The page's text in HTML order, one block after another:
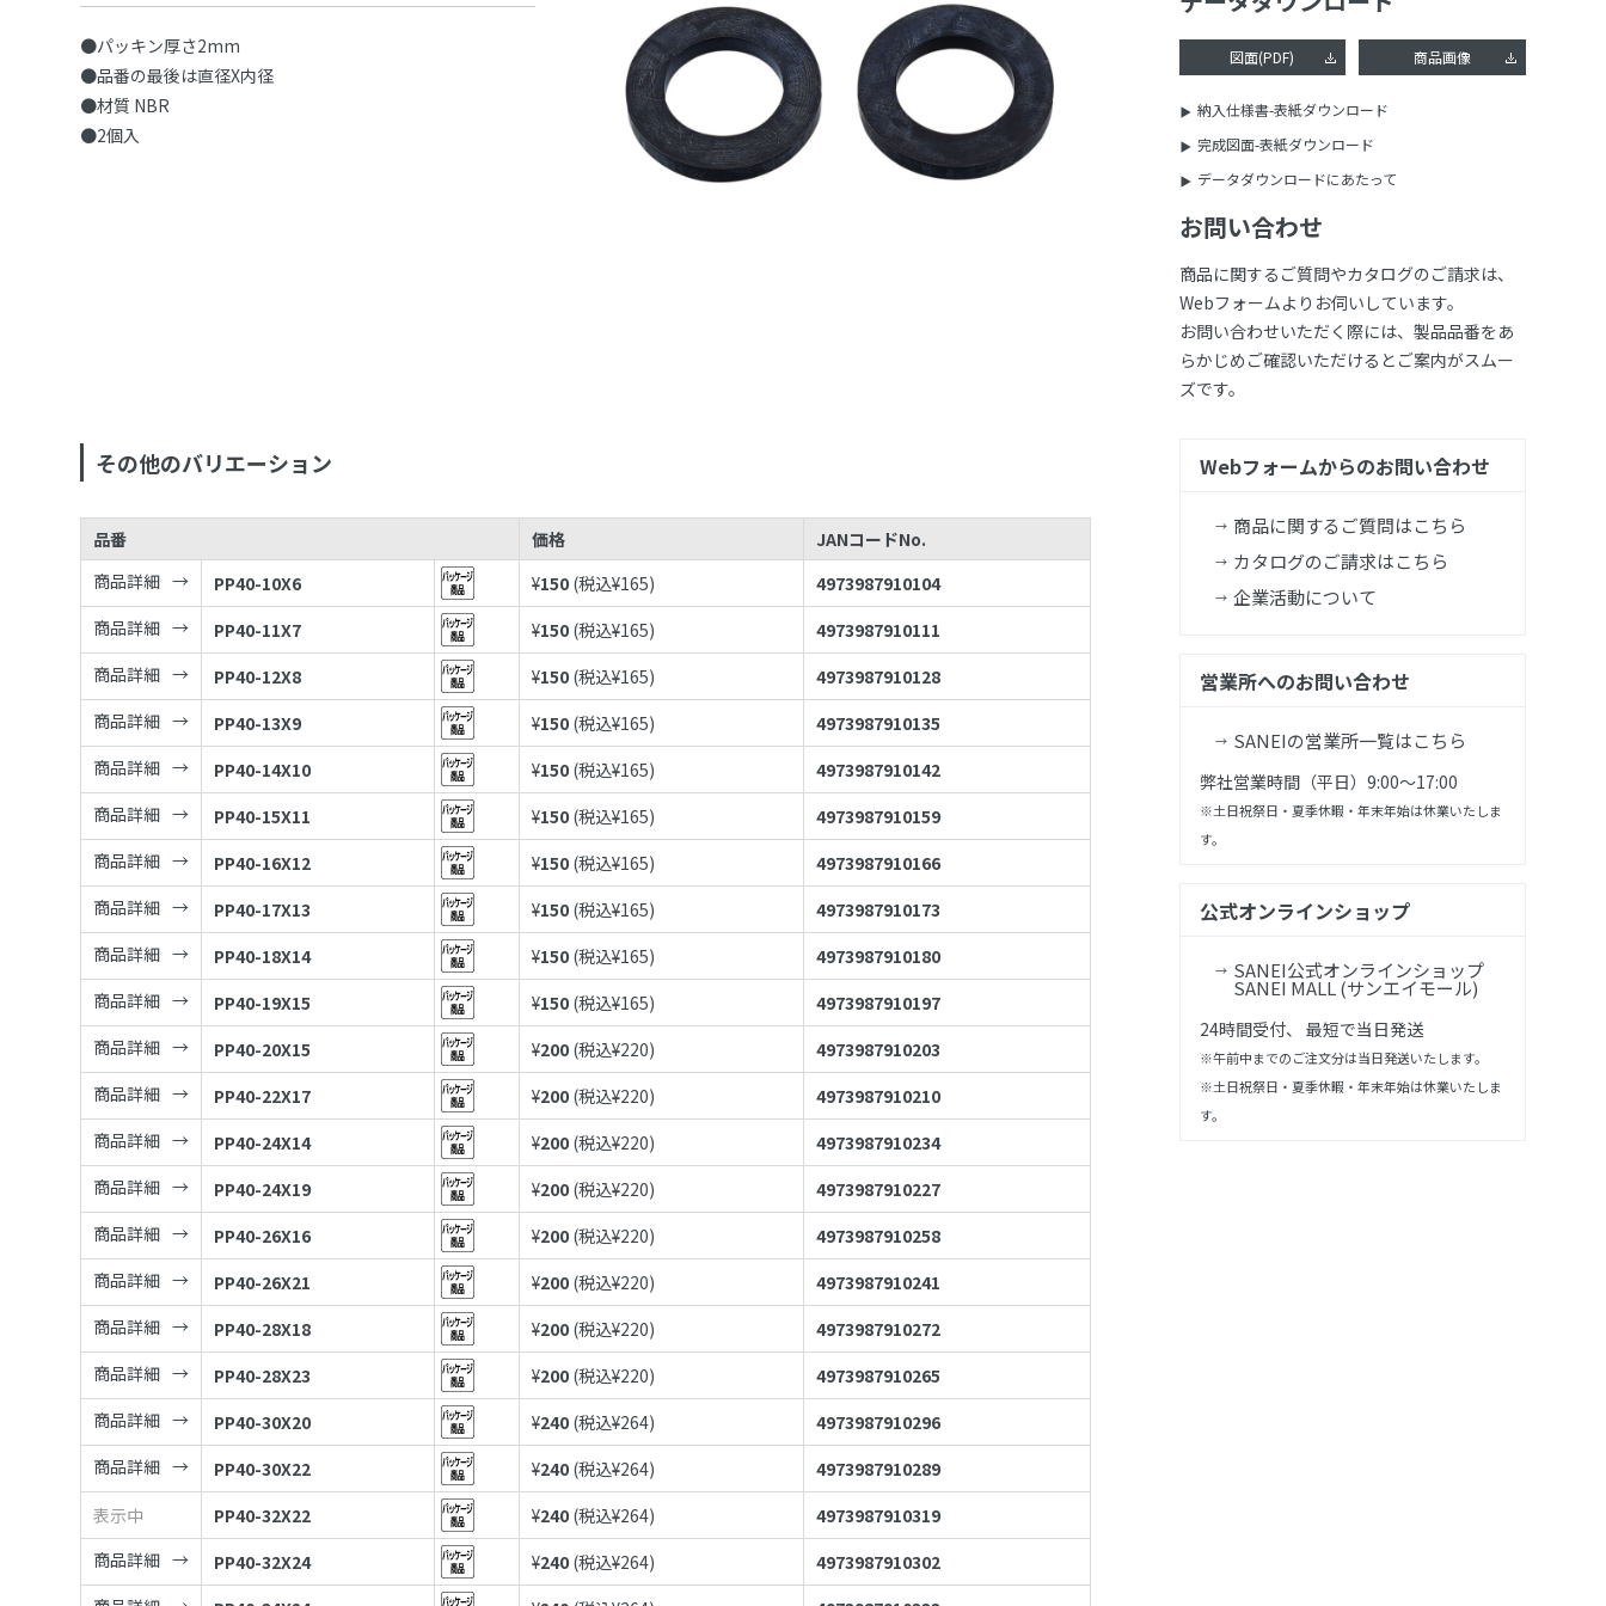
●パッキン厚さ2mm
●品番の最後は直径X内径
●材質 NBR
●2個入
その他のバリエーション
品番 価格
JANコードNo.
商品詳細
PP40-10X6 ¥150 (税込¥165)
4973987910104
商品詳細
PP40-11X7 ¥150 (税込¥165)
4973987910111
商品詳細
PP40-12X8 ¥150 (税込¥165)
4973987910128
商品詳細
PP40-13X9 ¥150 (税込¥165)
4973987910135
商品詳細
PP40-14X10 ¥150 (税込¥165)
4973987910142
商品詳細
PP40-15X11 ¥150 (税込¥165)
4973987910159
商品詳細
PP40-16X12 ¥150 (税込¥165)
4973987910166
商品詳細
PP40-17X13 ¥150 (税込¥165)
4973987910173
商品詳細
PP40-18X14 ¥150 (税込¥165)
4973987910180
商品詳細
PP40-19X15 ¥150 (税込¥165)
4973987910197
商品詳細
PP40-20X15 ¥200 (税込¥220)
4973987910203
商品詳細
PP40-22X17 ¥200 (税込¥220)
4973987910210
商品詳細
PP40-24X14 ¥200 (税込¥220)
4973987910234
商品詳細
PP40-24X19 ¥200 (税込¥220)
4973987910227
商品詳細
PP40-26X16 ¥200 (税込¥220)
4973987910258
商品詳細
PP40-26X21 ¥200 (税込¥220)
4973987910241
商品詳細
PP40-28X18 ¥200 (税込¥220)
4973987910272
商品詳細
PP40-28X23 ¥200 (税込¥220)
4973987910265
商品詳細
PP40-30X20 ¥240 (税込¥264)
4973987910296
商品詳細
PP40-30X22 ¥240 (税込¥264)
4973987910289
表示中
PP40-32X22 ¥240 (税込¥264)
4973987910319
商品詳細
PP40-32X24 ¥240 (税込¥264)
4973987910302
図面(PDF) 商品画像
納入仕様書-表紙ダウンロード
完成図面-表紙ダウンロード
データダウンロードにあたって
お問い合わせ
商品に関するご質問やカタログのご請求は、
Webフォームよりお伺いしています。
お問い合わせいただく際には、製品品番をあ
らかじめご確認いただけるとご案内がスムー
ズです。
Webフォームからのお問い合わせ
商品に関するご質問はこちら
カタログのご請求はこちら
企業活動について
営業所へのお問い合わせ
SANEIの営業所一覧はこちら
弊社営業時間（平日）9:00～17:00
※土日祝祭日・夏季休暇・年末年始は休業いたしま
す。
公式オンラインショップ
SANEI公式オンラインショップ
SANEI MALL (サンエイモール)
24時間受付、 最短で当日発送
※午前中までのご注文分は当日発送いたします。
※土日祝祭日・夏季休暇・年末年始は休業いたしま
す。